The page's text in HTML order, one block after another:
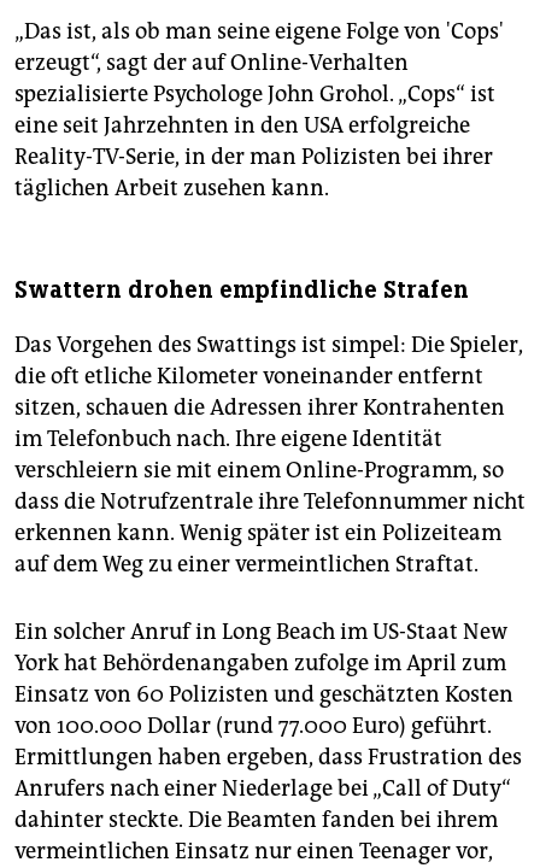
„Das ist, als ob man seine eigene Folge von 'Cops'
erzeugt“, sagt der auf Online-Verhalten
spezialisierte Psychologe John Grohol. „Cops“ ist
eine seit Jahrzehnten in den USA erfolgreiche
Reality-TV-Serie, in der man Polizisten bei ihrer
täglichen Arbeit zusehen kann.
Swattern drohen empfindliche Strafen
Das Vorgehen des Swattings ist simpel: Die Spieler,
die oft etliche Kilometer voneinander entfernt
sitzen, schauen die Adressen ihrer Kontrahenten
im Telefonbuch nach. Ihre eigene Identität
verschleiern sie mit einem Online-Programm, so
dass die Notrufzentrale ihre Telefonnummer nicht
erkennen kann. Wenig später ist ein Polizeiteam
auf dem Weg zu einer vermeintlichen Straftat.
Ein solcher Anruf in Long Beach im US-Staat New
York hat Behördenangaben zufolge im April zum
Einsatz von 60 Polizisten und geschätzten Kosten
von 100.000 Dollar (rund 77.000 Euro) geführt.
Ermittlungen haben ergeben, dass Frustration des
Anrufers nach einer Niederlage bei „Call of Duty“
dahinter steckte. Die Beamten fanden bei ihrem
vermeintlichen Einsatz nur einen Teenager vor,